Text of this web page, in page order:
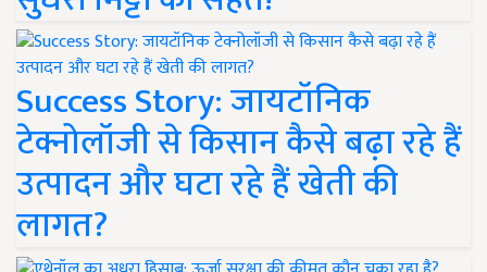
Success Story: जायटॉनिक
टेक्नोलॉजी से किसान कैसे बढ़ा रहे हैं
उत्पादन और घटा रहे हैं खेती की
लागत?